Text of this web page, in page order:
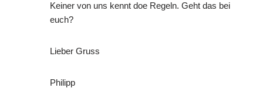
Keiner von uns kennt doe Regeln. Geht das bei
euch?
Lieber Gruss
Philipp